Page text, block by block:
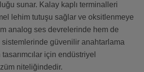
sunar. Kalay kaplı terminalleri
lehim tutuşu sağlar ve oksitlenmeye
analog ses devrelerinde hem de
sistemlerinde güvenilir anahtarlama
için endüstriyel
niteliğindedir.